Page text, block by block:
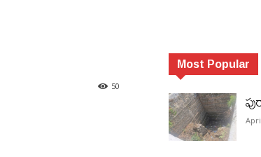
50
Most Popular